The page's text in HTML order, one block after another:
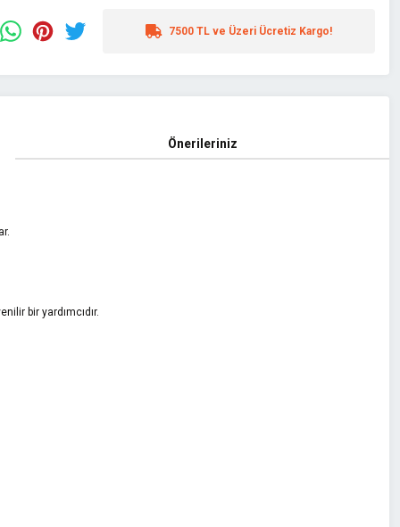
7500 TL ve Üzeri Ücretiz Kargo!
Önerileriniz
bir yardımcıdır.